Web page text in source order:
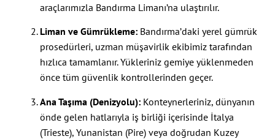
araçlarımızla Bandırma Limanı’na ulaştırılır.
Liman ve Gümrükleme: Bandırma’daki yerel gümrük
prosedürleri, uzman müşavirlik ekibimiz tarafından
hızlıca tamamlanır. Yükleriniz gemiye yüklenmeden
önce tüm güvenlik kontrollerinden geçer.
Ana Taşıma (Denizyolu): Konteynerleriniz, dünyanın
önde gelen hatlarıyla iş birliği içerisinde İtalya
(Trieste), Yunanistan (Pire) veya doğrudan Kuzey